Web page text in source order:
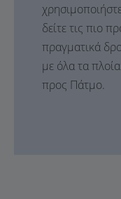
δείτε τις πιο
πραγματικά
με όλα τα
προς Πάτμο.